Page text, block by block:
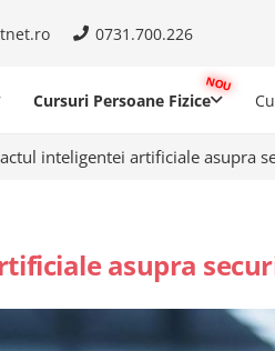
0731.700.226
Cursuri Persoane Fizice
inteligentei artificiale asupra
asupra